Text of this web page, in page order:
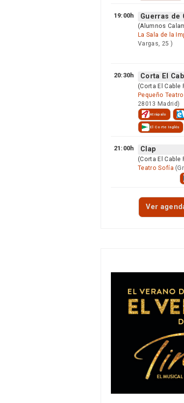
19:00h Guerras de
(Alumnos
La Sala de la
Vargas, 25 )
20:30h Corta El
(Corta El Cable
Pequeño
28013 Madrid)
Atrápalo
El Corte Inglés
21:00h Clap
(Corta El Cable
Teatro Sofía
Ver